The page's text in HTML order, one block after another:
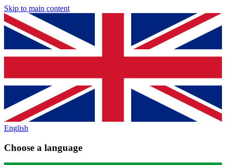
Skip to main content
English
Choose a language